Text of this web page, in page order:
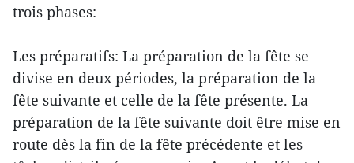
trois phases:
Les préparatifs: La préparation de la fête se
divise en deux périodes, la préparation de la
fête suivante et celle de la fête présente. La
préparation de la fête suivante doit être mise en
route dès la fin de la fête précédente et les